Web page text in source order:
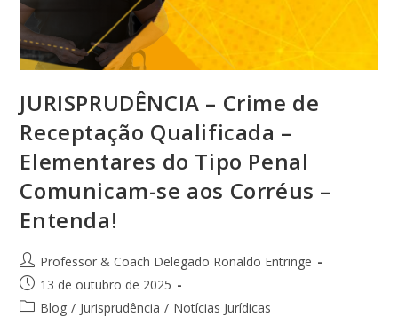
JURISPRUDÊNCIA – Crime de
Receptação Qualificada –
Elementares do Tipo Penal
Comunicam-se aos Corréus –
Entenda!
Professor & Coach Delegado Ronaldo Entringe
13 de outubro de 2025
Blog / Jurisprudência / Notícias Jurídicas